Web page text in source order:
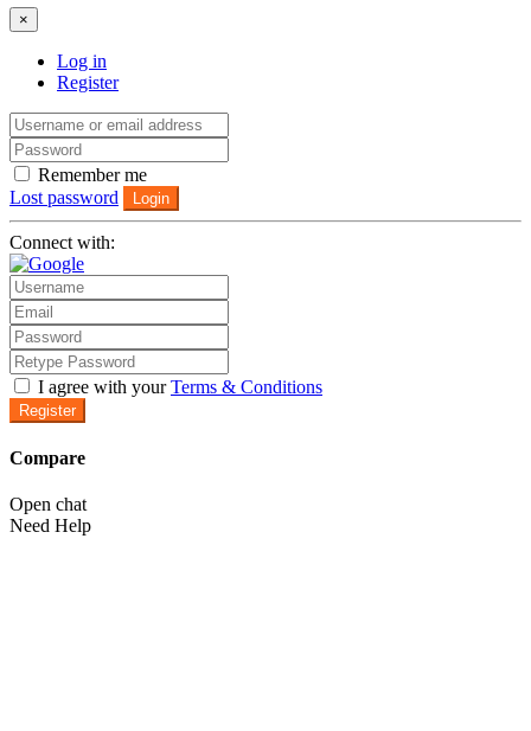
×
Log in
Register
Remember me
Lost password
Login
Connect with:
I agree with yourTerms & Conditions
Register
Compare
Open chat
Need Help